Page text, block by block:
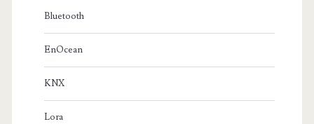
Bluetooth
EnOcean
KNX
Lora